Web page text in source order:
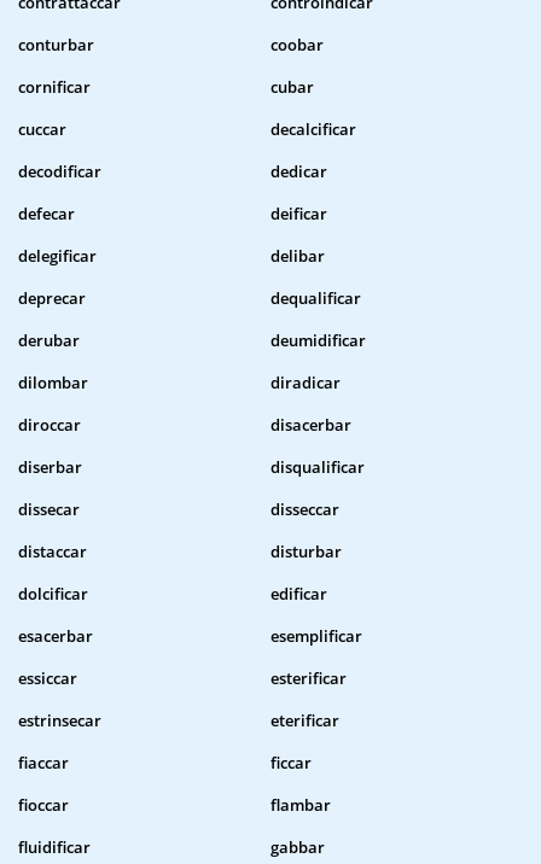
conturbar
coobar
cornificar
cubar
cuccar
decalcificar
decodificar
dedicar
defecar
deificar
delegificar
delibar
deprecar
dequalificar
derubar
deumidificar
dilombar
diradicar
diroccar
disacerbar
diserbar
disqualificar
dissecar
disseccar
distaccar
disturbar
dolcificar
edificar
esacerbar
esemplificar
essiccar
esterificar
estrinsecar
eterificar
fiaccar
ficcar
fioccar
flambar
fluidificar
gabbar